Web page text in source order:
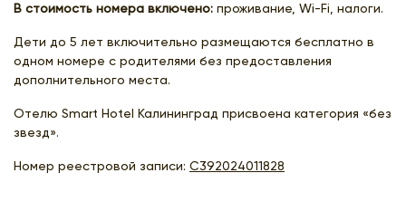
В стоимость номера включено: проживание, Wi-Fi, налоги.
Дети до 5 лет включительно размещаются бесплатно в
одном номере с родителями без предоставления
дополнительного места.
Отелю Smart Hotel Калининград присвоена категория «без
звезд».
Номер реестровой записи: С392024011828